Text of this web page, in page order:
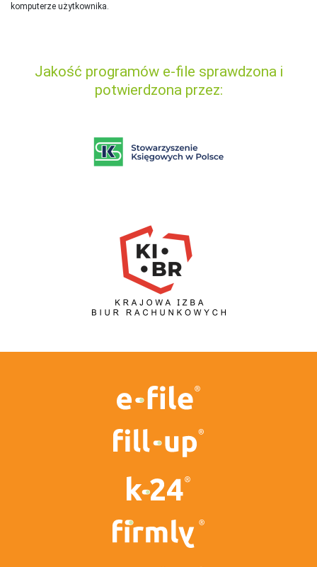
komputerze użytkownika.
Jakość programów e-file sprawdzona i
potwierdzona przez: